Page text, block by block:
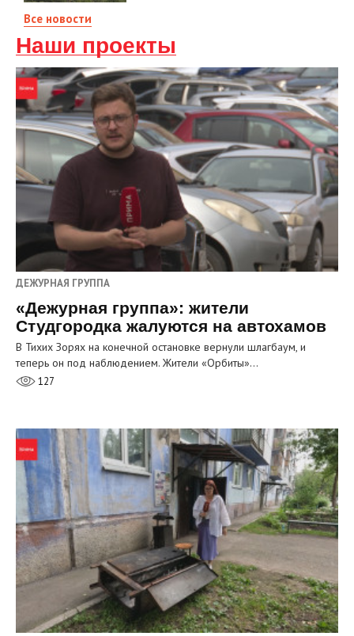
Все новости
Наши проекты
ДЕЖУРНАЯ ГРУППА
«Дежурная группа»: жители
Студгородка жалуются на автохамов
В Тихих Зорях на конечной остановке вернули шлагбаум, и
теперь он под наблюдением. Жители «Орбиты»…
127